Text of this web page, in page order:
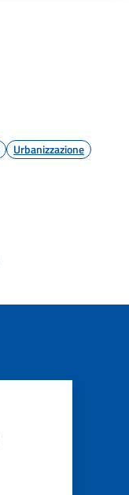
Urbanizzazione